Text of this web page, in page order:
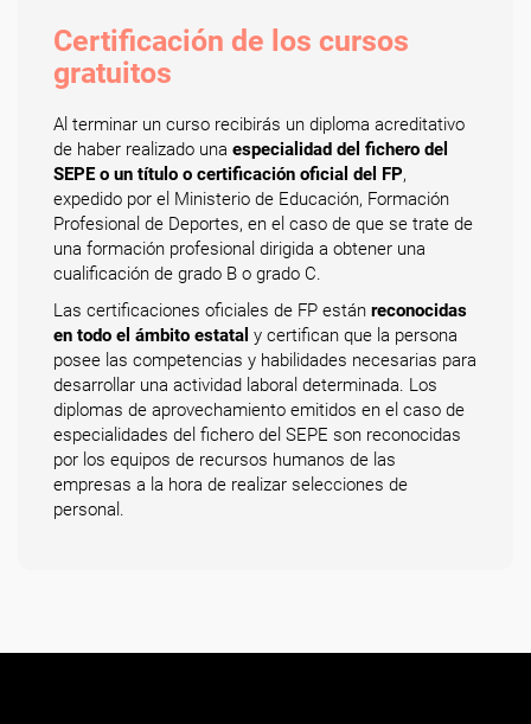
Certificación de los cursos
gratuitos
Al terminar un curso recibirás un diploma acreditativo
de haber realizado una especialidad del fichero del
SEPE o un título o certificación oficial del FP,
expedido por el Ministerio de Educación, Formación
Profesional de Deportes, en el caso de que se trate de
una formación profesional dirigida a obtener una
cualificación de grado B o grado C.
Las certificaciones oficiales de FP están reconocidas
en todo el ámbito estatal y certifican que la persona
posee las competencias y habilidades necesarias para
desarrollar una actividad laboral determinada. Los
diplomas de aprovechamiento emitidos en el caso de
especialidades del fichero del SEPE son reconocidas
por los equipos de recursos humanos de las
empresas a la hora de realizar selecciones de
personal.